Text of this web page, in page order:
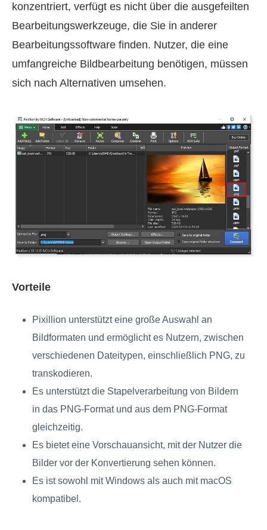
konzentriert, verfügt es nicht über die ausgefeilten
Bearbeitungswerkzeuge, die Sie in anderer
Bearbeitungssoftware finden. Nutzer, die eine
umfangreiche Bildbearbeitung benötigen, müssen
sich nach Alternativen umsehen.
Vorteile
Pixillion unterstützt eine große Auswahl an
Bildformaten und ermöglicht es Nutzern, zwischen
verschiedenen Dateitypen, einschließlich PNG, zu
transkodieren.
Es unterstützt die Stapelverarbeitung von Bildern
in das PNG‑Format und aus dem PNG‑Format
gleichzeitig.
Es bietet eine Vorschauansicht, mit der Nutzer die
Bilder vor der Konvertierung sehen können.
Es ist sowohl mit Windows als auch mit macOS
kompatibel.